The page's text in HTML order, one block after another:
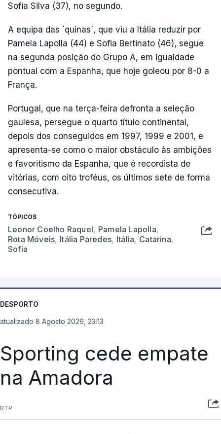
Sofia Silva (37), no segundo.
A equipa das `quinas`, que viu a Itália reduzir por
Pamela Lapolla (44) e Sofia Bertinato (46), segue
na segunda posição do Grupo A, em igualdade
pontual com a Espanha, que hoje goleou por 8-0 a
França.
Portugal, que na terça-feira defronta a seleção
gaulesa, persegue o quarto título continental,
depois dos conseguidos em 1997, 1999 e 2001, e
apresenta-se como o maior obstáculo às ambições
e favoritismo da Espanha, que é recordista de
vitórias, com oito troféus, os últimos sete de forma
consecutiva.
TÓPICOS
Leonor Coelho Raquel, Pamela Lapolla,
Rota Móveis, Itália Paredes, Itália, Catarina,
Sofia
DESPORTO
atualizado 8 Agosto 2026, 23:13
Sporting cede empate
na Amadora
RTP